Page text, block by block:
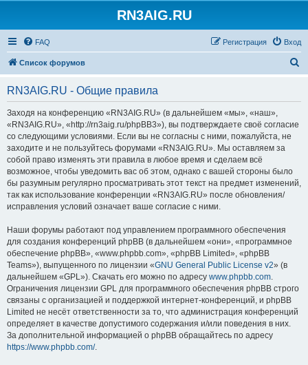
RN3AIG.RU
FAQ Вход
Регистрация
Список форумов
RN3AIG.RU - Общие правила
Заходя на конференцию «RN3AIG.RU» (в дальнейшем «мы», «наш»,
«RN3AIG.RU», «http://rn3aig.ru/phpBB3»), вы подтверждаете своё согласие
со следующими условиями. Если вы не согласны с ними, пожалуйста, не
заходите и не пользуйтесь форумами «RN3AIG.RU». Мы оставляем за
собой право изменять эти правила в любое время и сделаем всё
возможное, чтобы уведомить вас об этом, однако с вашей стороны было
бы разумным регулярно просматривать этот текст на предмет изменений,
так как использование конференции «RN3AIG.RU» после обновления/
исправления условий означает ваше согласие с ними.
Наши форумы работают под управлением программного обеспечения
для создания конференций phpBB (в дальнейшем «они», «программное
обеспечение phpBB», «www.phpbb.com», «phpBB Limited», «phpBB
Teams»), выпущенного по лицензии «GNU General Public License v2» (в
дальнейшем «GPL»). Скачать его можно по адресу www.phpbb.com.
Ограничения лицензии GPL для программного обеспечения phpBB строго
связаны с организацией и поддержкой интернет-конференций, и phpBB
Limited не несёт ответственности за то, что администрация конференций
определяет в качестве допустимого содержания и/или поведения в них.
За дополнительной информацией о phpBB обращайтесь по адресу
https://www.phpbb.com/.